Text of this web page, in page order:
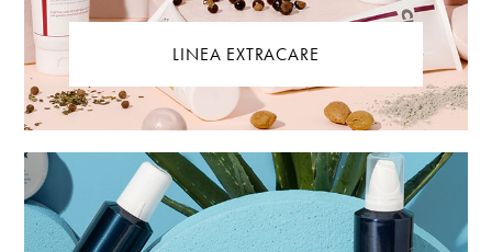
LINEA EXTRACARE